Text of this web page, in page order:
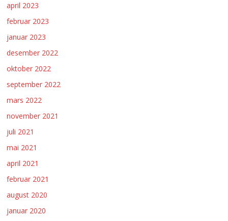
april 2023
februar 2023
januar 2023
desember 2022
oktober 2022
september 2022
mars 2022
november 2021
juli 2021
mai 2021
april 2021
februar 2021
august 2020
januar 2020